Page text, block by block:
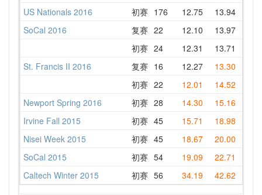
US Nationals 2016 初赛 176 12.75 13.94
SoCal 2016 复赛 22 12.10 13.97
初赛 24 12.31 13.71
St. Francis II 2016 复赛 16 12.27 13.30
初赛 22 12.01 14.52
Newport Spring 2016 初赛 28 14.30 15.16
Irvine Fall 2015 初赛 45 15.71 18.98
Nisei Week 2015 初赛 45 18.67 20.00
SoCal 2015 初赛 54 19.09 22.71
Caltech Winter 2015 初赛 56 34.19 42.62